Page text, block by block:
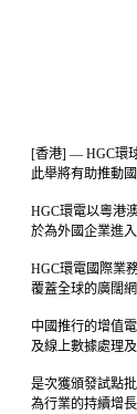
[香港] — HGC環
此舉將有助推動
HGC環電以粵港
於為外國企業進
HGC環電國際業
覆蓋全球的廣闊
中國推行的增值
及線上數據處理
是次獲頒發試點
為行業的持續增